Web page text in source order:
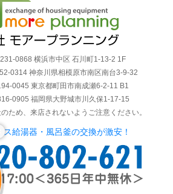
0868 横浜市中区 石川町1-13-2 1F
0314 神奈川県相模原市南区南台3-9-32
0045 東京都町田市南成瀬6-2-11 B1
0905 福岡県大野城市川久保1-17-15
ため、来店されないようご注意ください。
給湯器・風呂釜の交換が激安！